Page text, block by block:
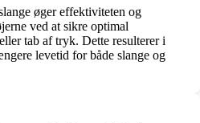
øger effektiviteten og
ved at sikre optimal
tab af tryk. Dette resulterer i
levetid for både slange og